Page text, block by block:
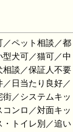
／ペット相談／都
型犬可／猫可／中
相談／保証人不要
／日当たり良好／
街／システムキッ
コンロ／対面キッ
・トイレ別／追い